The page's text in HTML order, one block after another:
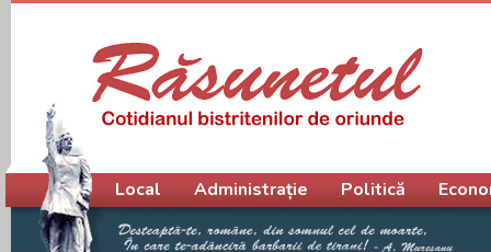
Meniu principal
Local Administrație Politică